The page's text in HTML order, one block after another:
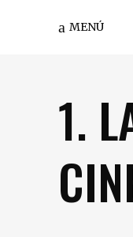
MENÚ
1.